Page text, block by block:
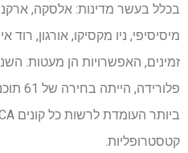
בכלל בעשר מדינות: אלסקה,
מיסיסיפי, ניו מקסיקו, אורגון, רוד
קטסטרופליות.